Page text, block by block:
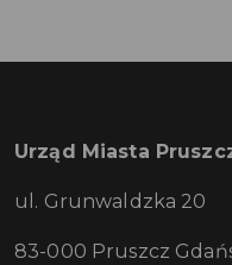
Urząd Miasta
ul. Grunwaldzka 20
83-000 Pruszcz